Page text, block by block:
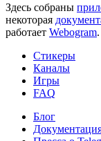
Здесь собраны
некоторая
работает Webogram.
Стикеры
Каналы
Игры
FAQ
Блог